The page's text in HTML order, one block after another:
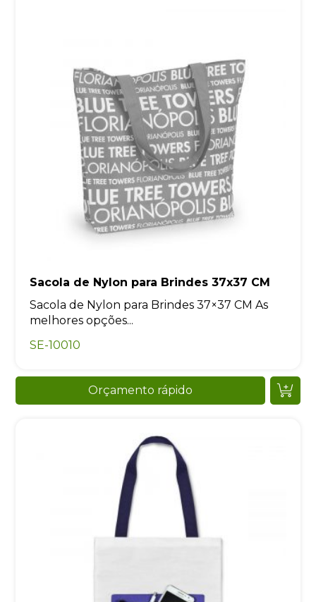
Sacola de Nylon para Brindes 37x37 CM
Sacola de Nylon para Brindes 37×37 CM As
melhores opções...
SE-10010
Orçamento rápido